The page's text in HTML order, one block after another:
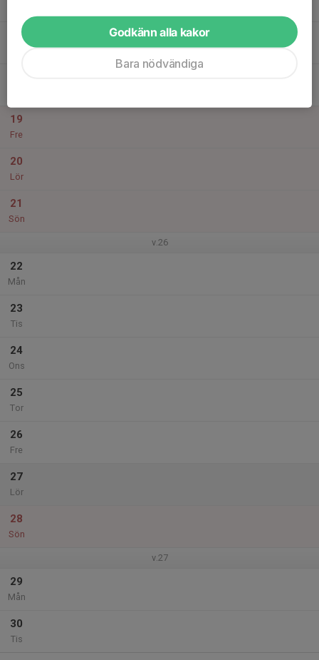
17
19
Fre
20
Lör
21
Sön
v.26
22
Mån
23
Tis
24
Ons
25
Tor
26
Fre
27
Lör
28
Sön
v.27
29
Mån
30
Tis
Godkänn alla kakor
Bara nödvändiga